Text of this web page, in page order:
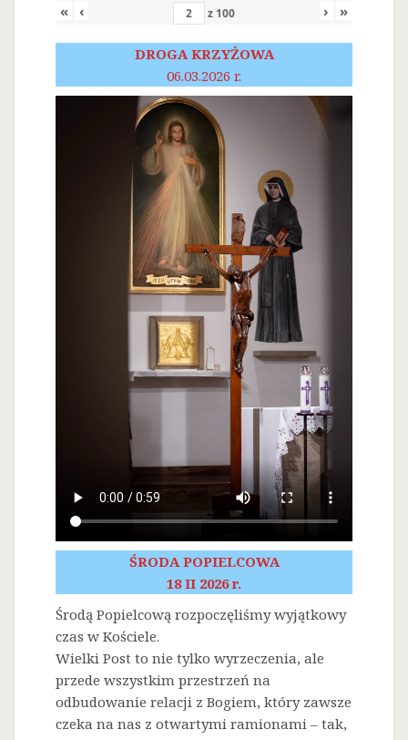
« ‹ z 100 › »
DROGA KRZYŻOWA
06.03.2026 r.
ŚRODA POPIELCOWA
18 II 2026 r.
Środą Popielcową rozpoczęliśmy wyjątkowy
czas w Kościele.
Wielki Post to nie tylko wyrzeczenia, ale
przede wszystkim przestrzeń na
odbudowanie relacji z Bogiem, który zawsze
czeka na nas z otwartymi ramionami – tak,